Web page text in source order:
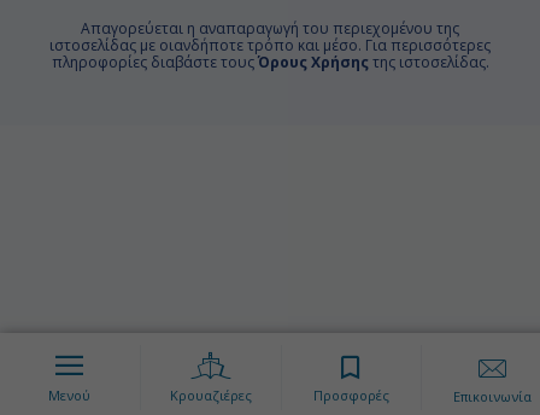
Απαγορεύεται η αναπαραγωγή του περιεχομένου της
ιστοσελίδας με οιανδήποτε τρόπο και μέσο. Για περισσότερες
πληροφορίες διαβάστε τουςΌρους Χρήσης της ιστοσελίδας.
Μενού Κρουαζιέρες Προσφορές Επικοινωνία